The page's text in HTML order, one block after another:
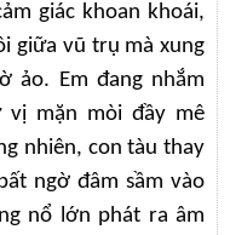
giác khoan khoái,
giữa vũ trụ mà xung
ảo. Em đang nhắm
vị mặn mòi đầy mê
nhiên, con tàu thay
ngờ đâm sầm vào
nổ lớn phát ra âm